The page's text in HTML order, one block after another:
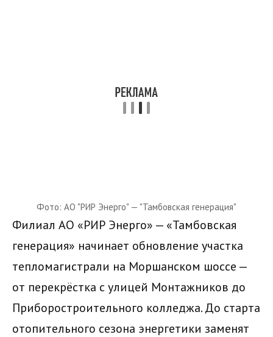
Фото: АО "РИР Энерго" — "Тамбовская генерация"
Филиал АО «РИР Энерго» — «Тамбовская
генерация» начинает обновление участка
тепломагистрали на Моршанском шоссе —
от перекрёстка с улицей Монтажников до
Приборостроительного колледжа. До старта
отопительного сезона энергетики заменят